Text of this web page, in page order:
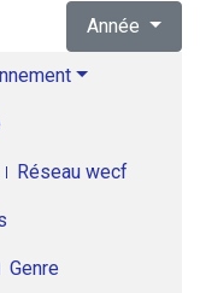
Année
Réseau wecf
Genre